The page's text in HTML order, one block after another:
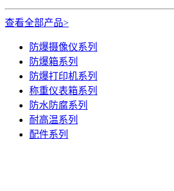
查看全部产品>
防爆摄像仪系列
防爆箱系列
防爆打印机系列
称重仪表箱系列
防水防腐系列
耐高温系列
配件系列